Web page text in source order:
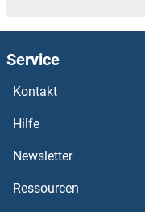
HNRNPUL1 ELISA Kits
HNRNPU ELISA Kits
HNRNPL ELISA Kits
HNRNPK ELISA Kits
Service
Kontakt
Hilfe
Newsletter
Ressourcen